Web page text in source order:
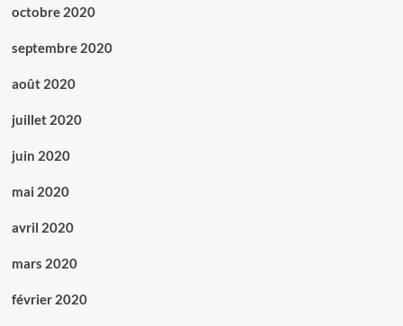
octobre 2020
septembre 2020
août 2020
juillet 2020
juin 2020
mai 2020
avril 2020
mars 2020
février 2020